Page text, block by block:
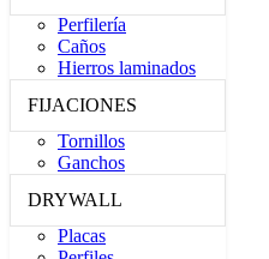
Perfilería
Caños
Hierros laminados
FIJACIONES
Tornillos
Ganchos
DRYWALL
Placas